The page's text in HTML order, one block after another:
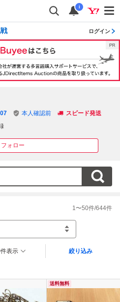
i
ログイン
フォロー
本人確認前
スピード発送
1 〜50件/644件
表示 絞り込み
送料無料